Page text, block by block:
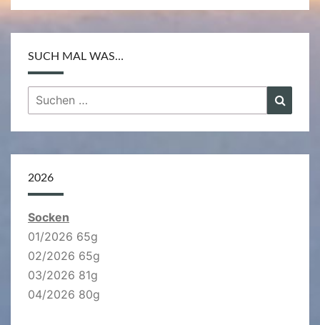
SUCH MAL WAS…
Suchen
nach:
2026
Socken
01/2026 65g
02/2026 65g
03/2026 81g
04/2026 80g